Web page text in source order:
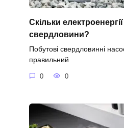
Скільки
свердловини?
Побутові свердловинні
правильний
0 0